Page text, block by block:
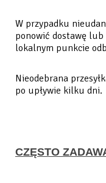
W przypadku
ponowić dostawę
lokalnym punkcie
Nieodebrana
po upływie kilku dni.
CZĘSTO